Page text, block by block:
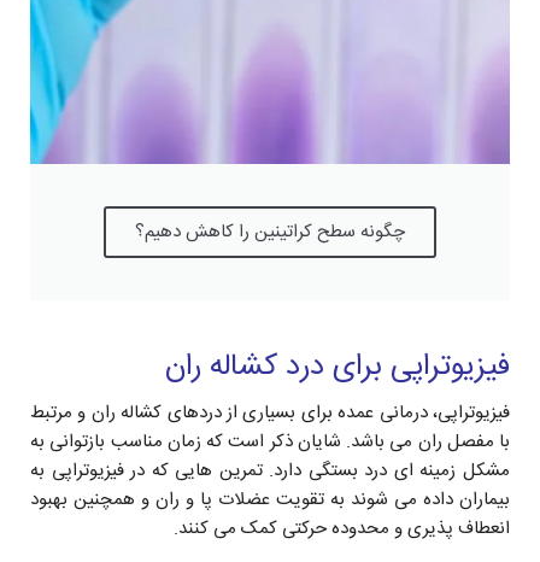
چگونه سطح کراتینین را کاهش دهیم؟
فیزیوتراپی برای درد کشاله ران
فیزیوتراپی، درمانی عمده برای بسیاری از دردهای کشاله ران و مرتبط
با مفصل ران می باشد. شایان ذکر است که زمان مناسب بازتوانی به
مشکل زمینه ای درد بستگی دارد. تمرین هایی که در فیزیوتراپی به
بیماران داده می شوند به تقویت عضلات پا و ران و همچنین بهبود
انعطاف پذیری و محدوده حرکتی کمک می کنند.